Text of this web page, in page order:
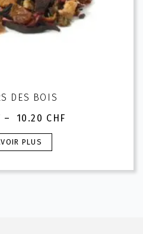
DES BOIS
– 10.20 CHF
Plage
de
prix :
à
PLUS